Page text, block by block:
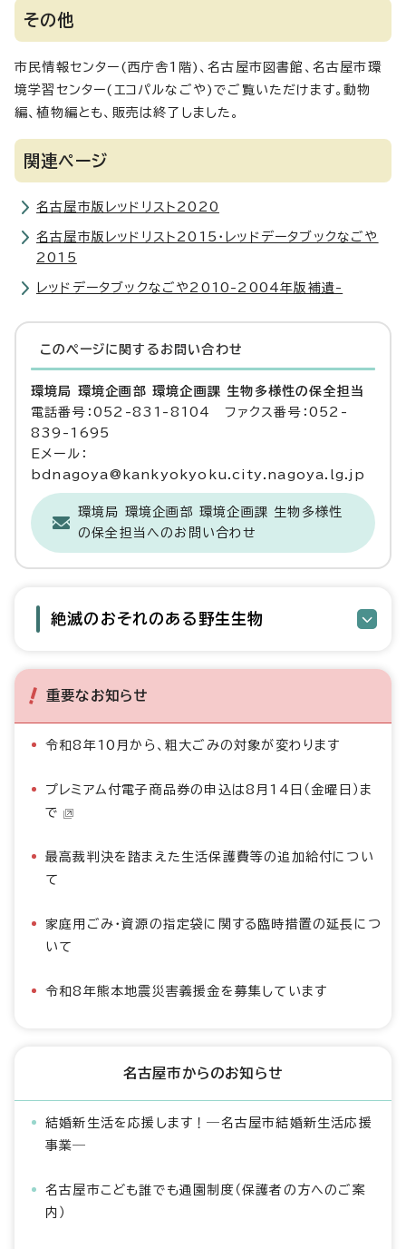
その他
市民情報センター(西庁舎1階)、名古屋市図書館、名古屋市環
境学習センター(エコパルなごや)でご覧いただけます。動物
編、植物編とも、販売は終了しました。
関連ページ
名古屋市版レッドリスト2020
名古屋市版レッドリスト2015・レッドデータブックなごや
2015
レッドデータブックなごや2010-2004年版補遺-
このページに関する お問い合わせ
環境局 環境企画部 環境企画課 生物多様性の保全担当
電話番号：052-831-8104 ファクス番号：052-
839-1695
Eメール：
bdnagoya@kankyokyoku.city.nagoya.lg.jp
環境局 環境企画部 環境企画課 生物多様性
の保全担当へのお問い合わせ
絶滅のおそれのある野生生物
重要なお知らせ
令和8年10月から、粗大ごみの対象が変わります
プレミアム付電子商品券の申込は8月14日（金曜日）ま
で
最高裁判決を踏まえた生活保護費等の追加給付につい
て
家庭用ごみ・資源の指定袋に関する臨時措置の延長につ
いて
令和8年熊本地震災害義援金を募集しています
名古屋市からのお知らせ
結婚新生活を応援します！―名古屋市結婚新生活応援
事業―
名古屋市こども誰でも通園制度（保護者の方へのご案
内）